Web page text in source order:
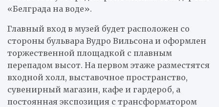
«Белграда на воде».
Главный вход в музей будет расположен со
стороны бульвара Вудро Вильсона и оформлен
торжественной площадкой с плавным
перепадом высот. На первом этаже разместятся
входной холл, выставочное пространство,
сувенирный магазин, кафе и гардероб, а
постоянная экспозиция с трансформатором